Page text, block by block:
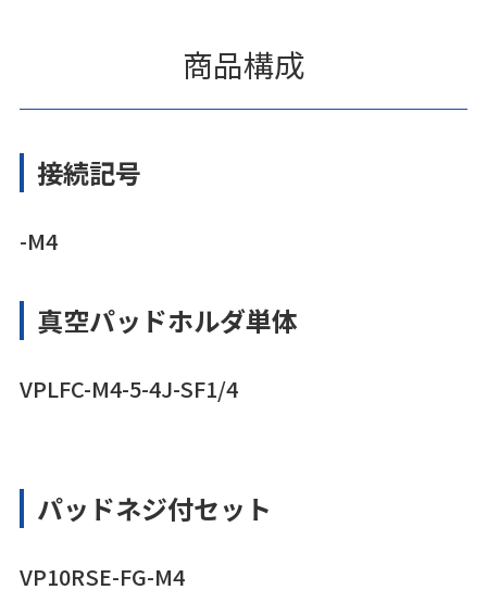
商品構成
接続記号
-M4
真空パッドホルダ単体
VPLFC-M4-5-4J-SF1/4
パッドネジ付セット
VP10RSE-FG-M4